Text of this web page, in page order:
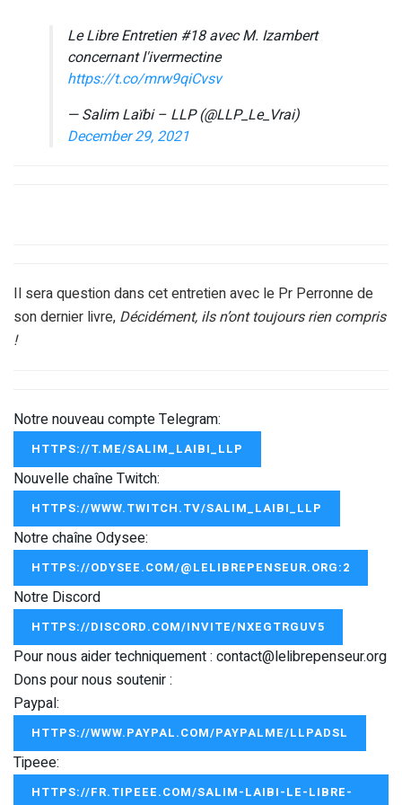
Le Libre Entretien #18 avec M. Izambert
concernant l'ivermectine
https://t.co/mrw9qiCvsv
— Salim Laïbi – LLP (@LLP_Le_Vrai)
December 29, 2021
Il sera question dans cet entretien avec le Pr Perronne de
son dernier livre, Décidément, ils n’ont toujours rien compris
!
Notre nouveau compte Telegram:
HTTPS://T.ME/SALIM_LAIBI_LLP
Nouvelle chaîne Twitch:
HTTPS://WWW.TWITCH.TV/SALIM_LAIBI_LLP
Notre chaîne Odysee:
HTTPS://ODYSEE.COM/@LELIBREPENSEUR.ORG:2
Notre Discord
HTTPS://DISCORD.COM/INVITE/NXEGTRGUV5
Pour nous aider techniquement : contact@lelibrepenseur.org
Dons pour nous soutenir :
Paypal:
HTTPS://WWW.PAYPAL.COM/PAYPALME/LLPADSL
Tipeee:
HTTPS://FR.TIPEEE.COM/SALIM-LAIBI-LE-LIBRE-